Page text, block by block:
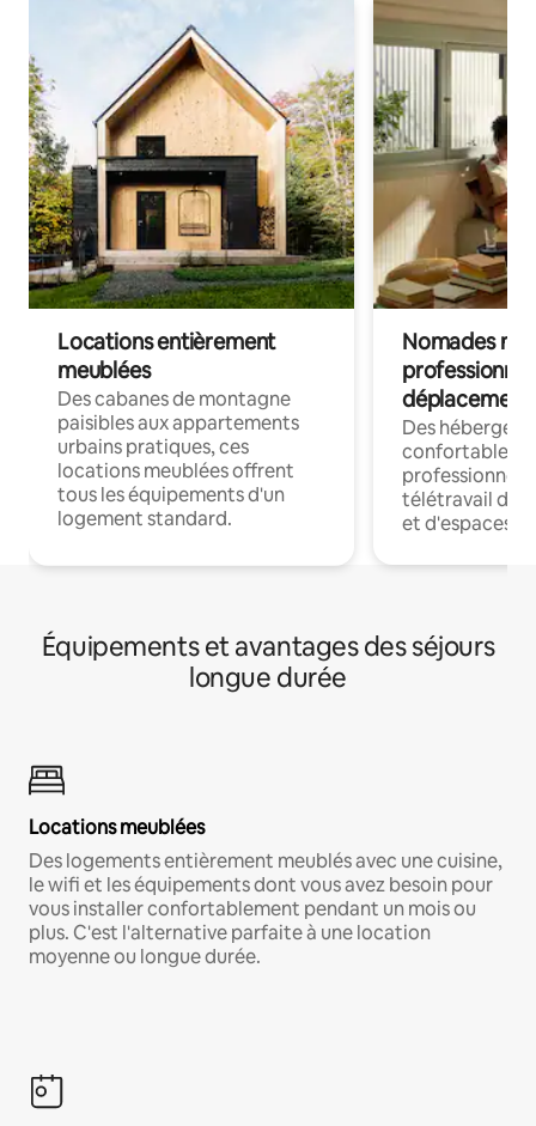
Locations entièrement
meublées
Des cabanes de montagne
paisibles aux appartements
urbains pratiques, ces
locations meublées offrent
tous les équipements d'un
logement standard.
Nomades
déplacement
Des
confortables
professionnels
télétravail
et d'espaces
Équipements et avantages des séjours
longue durée
Locations meublées
Des logements entièrement meublés avec une cuisine,
le wifi et les équipements dont vous avez besoin pour
vous installer confortablement pendant un mois ou
plus. C'est l'alternative parfaite à une location
moyenne ou longue durée.